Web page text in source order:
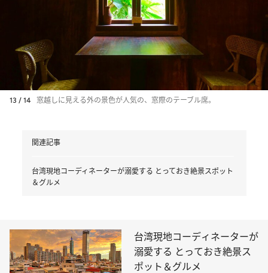
13 / 14 窓越しに見える外の景色が人気の、窓際のテーブル席。
関連記事
台湾現地コーディネーターが溺愛する とっておき絶景スポット
＆グルメ
台湾現地コーディネーターが
溺愛する とっておき絶景ス
ポット＆グルメ